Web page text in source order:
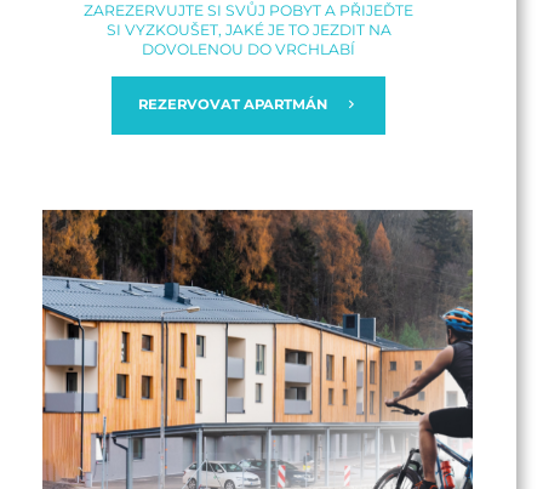
ZAREZERVUJTE SI SVŮJ POBYT A PŘIJEĎTE
SI VYZKOUŠET, JAKÉ JE TO JEZDIT NA
DOVOLENOU DO VRCHLABÍ
REZERVOVAT APARTMÁN